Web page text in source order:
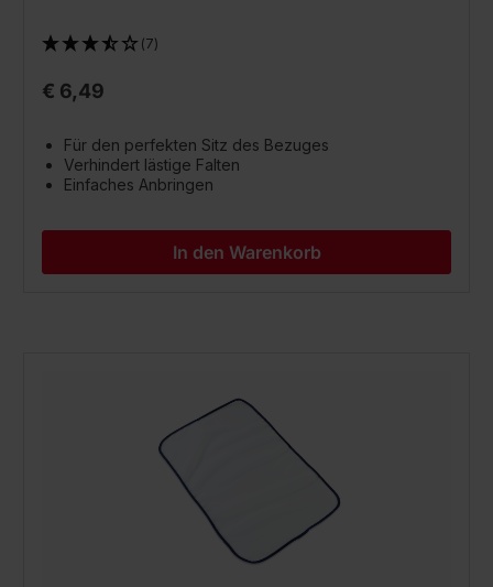
(7)
€ 6,49
Für den perfekten Sitz des Bezuges
Verhindert lästige Falten
Einfaches Anbringen
In den Warenkorb